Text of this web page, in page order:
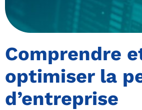
Comprendre
optimiser la
d’entreprise